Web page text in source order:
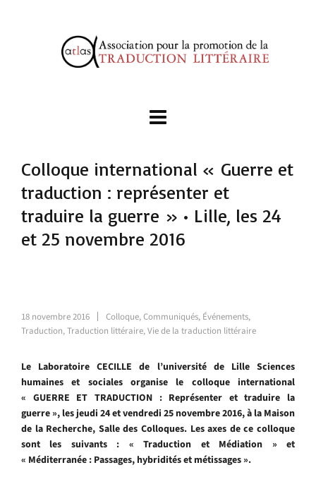
Colloque international « Guerre et
traduction : représenter et
traduire la guerre » • Lille, les 24
et 25 novembre 2016
18 novembre 2016 Colloque,Communiqués, Événements,
Traduction,Traduction littéraire,Vie de la traduction littéraire
Le Laboratoire CECILLE de l’université de Lille Sciences
humaines et sociales organise le colloque international
« GUERRE ET TRADUCTION : Représenter et traduire la
guerre », les jeudi 24 et vendredi 25 novembre 2016, à la Maison
de la Recherche, Salle des Colloques. Les axes de ce colloque
sont les suivants : « Traduction et Médiation » et
« Méditerranée : Passages, hybridités et métissages ».